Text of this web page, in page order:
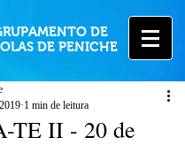
DE
DE PENICHE
TE II - 20 de
1 min de leitura